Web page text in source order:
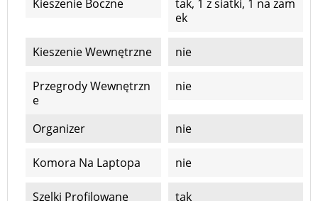
Kieszenie Boczne
tak, 1 z siatki, 1 na zam
ek
Kieszenie Wewnętrzne nie
Przegrody Wewnętrzn
E
nie
Organizer nie
Komora Na Laptopa nie
Szelki Profilowane tak